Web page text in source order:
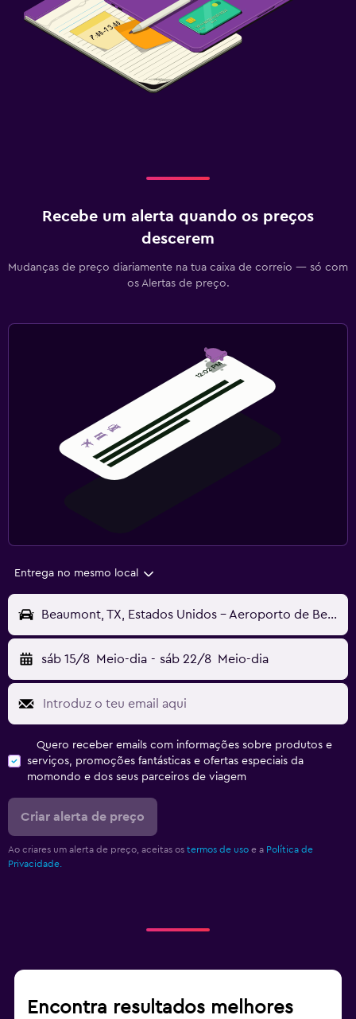
Recebe um alerta quando os preços
descerem
Mudanças de preço diariamente na tua caixa de correio — só com
os Alertas de preço.
Entrega no mesmo local
Beaumont, TX, Estados Unidos - Aeroporto de Beaumont (BPT)
sáb 15/8 Meio-dia - sáb 22/8 Meio-dia
Quero receber emails com informações sobre produtos e
serviços, promoções fantásticas e ofertas especiais da
momondo e dos seus parceiros de viagem
Criar alerta de preço
Ao criares um alerta de preço, aceitas os termos de uso e a Política de
Privacidade.
Encontra resultados melhores